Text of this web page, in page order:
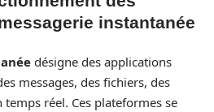
instantanée
désigne des applications
messages, des fichiers, des
réel. Ces plateformes se